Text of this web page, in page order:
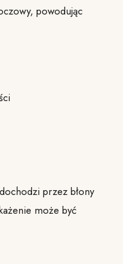
powodując
przez błony
może być